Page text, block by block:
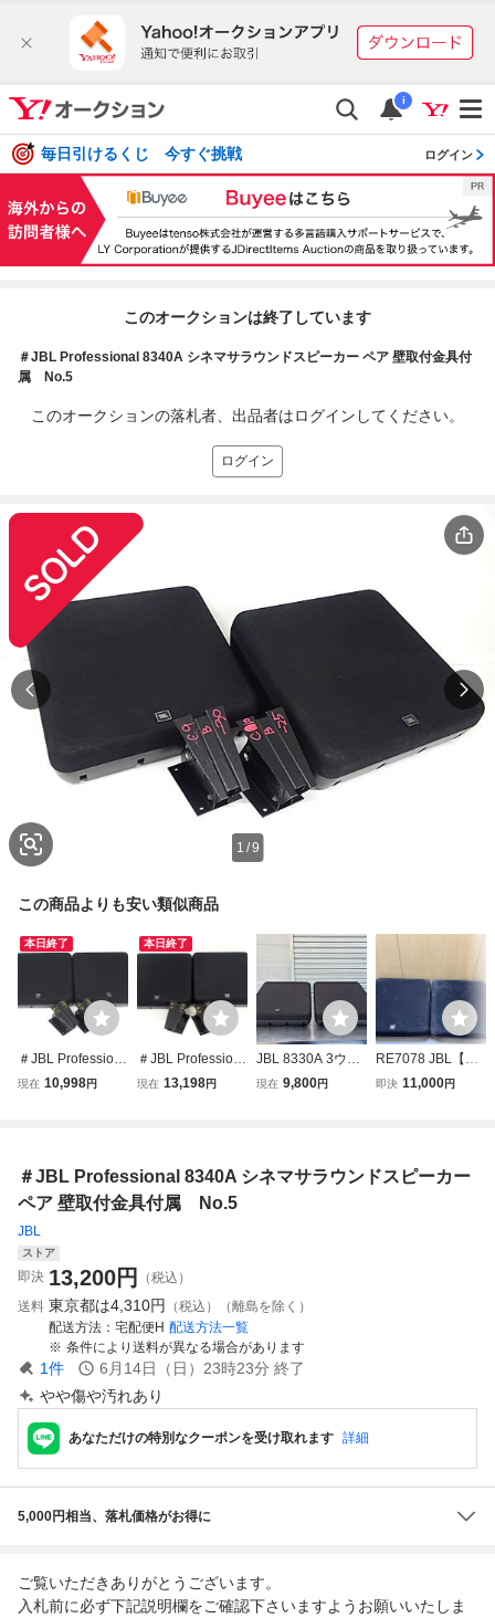
i
毎日引けるくじ 今すぐ挑戦 ログイン
このオークションは終了しています
＃JBL Professional 8340A シネマサラウンドスピーカー ペア 壁取付金具付
属 No.5
このオークションの落札者、出品者はログインしてください。
ログイン
1 /9
この商品よりも安い類似商品
本日終了
＃JBL Profession
al 8330A シネマサ
現在 10,998円
本日終了
＃JBL Profession
al 8340A シネマサ
現在 13,198円
JBL 8330A 3ウェ
イフルレンジ・サ
現在 9,800円
RE7078 JBL【ス
ピーカー 】ペア P
即決 11,000円
＃JBL Professional 8340A シネマサラウンドスピーカー
ペア 壁取付金具付属 No.5
JBL
ストア
即決 13,200円
（税込）
送料 東京都は4,310円
（税込）（離島を除く）
配送方法
宅配便H 配送方法一覧
条件により送料が異なる場合があります
1件 6月14日（日）23時23分 終了
やや傷や汚れあり
あなただけの特別なクーポンを受け取れます 詳細
5,000円相当、落札価格がお得に
ご覧いただきありがとうございます。
入札前に必ず下記説明欄をご確認下さいますようお願いいたしま